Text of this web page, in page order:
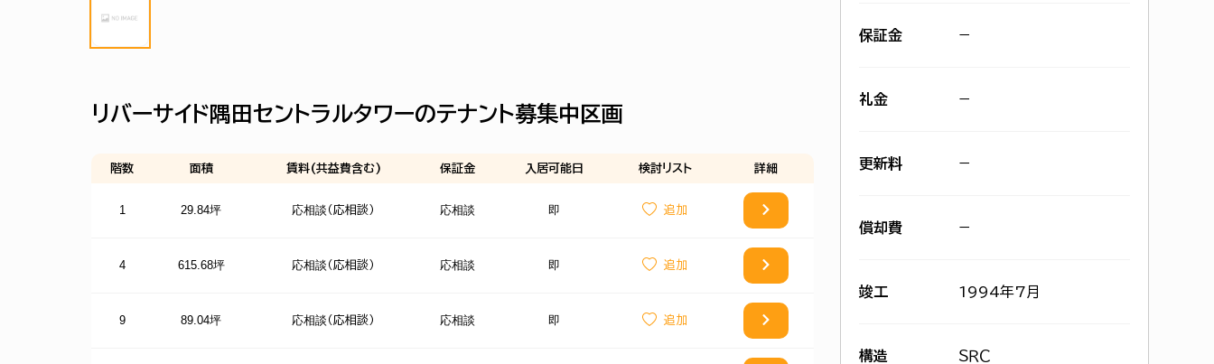
リバーサイド隅田セントラルタワーのテナント募集中区画
階数 面積 賃料(共益費含む) 保証金 入居可能日 検討リスト 詳細
1 29.84坪 応相談 （応相談） 応相談 即
4 615.68坪 応相談 （応相談） 応相談 即
9 89.04坪 応相談 （応相談） 応相談 即
保証金 −
礼金 −
更新料 −
償却費 −
竣工 1994年7月
構造 ＳＲＣ